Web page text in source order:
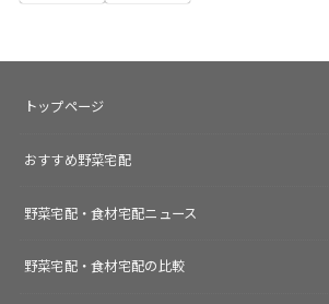
トップページ
おすすめ野菜宅配
野菜宅配・食材宅配ニュース
野菜宅配・食材宅配の比較